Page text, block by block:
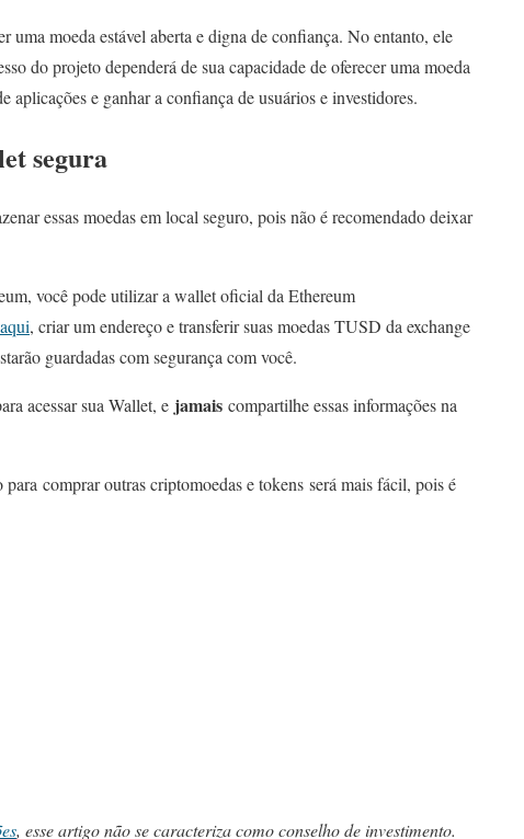
moeda estável aberta e digna de confiança. No entanto, ele
do projeto dependerá de sua capacidade de oferecer uma moeda
aplicações e ganhar a confiança de usuários e investidores.
segura
essas moedas em local seguro, pois não é recomendado deixar
você pode utilizar a wallet oficial da Ethereum
, criar um endereço e transferir suas moedas TUSD da exchange
guardadas com segurança com você.
acessar sua Wallet, e jamais compartilhe essas informações na
comprar outras criptomoedas e tokens será mais fácil, pois é
, esse artigo não se caracteriza como conselho de investimento.